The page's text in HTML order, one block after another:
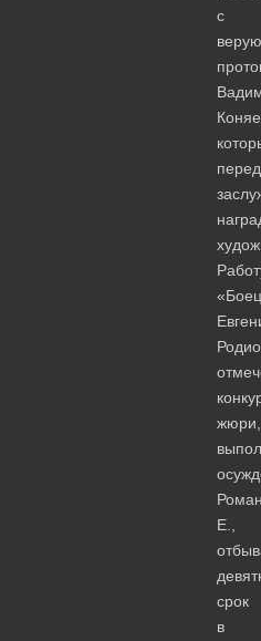
с
«Боец
жюри,
Е.,
срок
в